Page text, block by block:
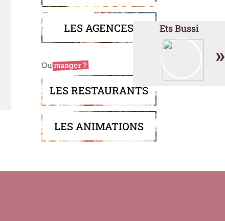
»
Ets Bussi
LES AGENCES
LES RESTAURANTS
LES ANIMATIONS